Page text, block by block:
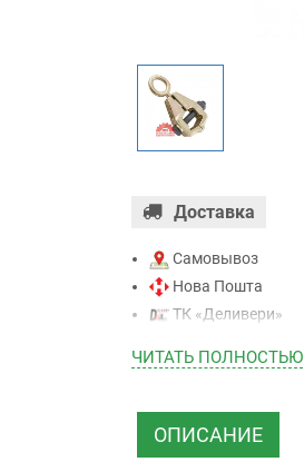
Доставка
Самовывоз
Нова Пошта
ТК «Деливери»
ТК “Justin”
ТК ”УкрПочта”
ЧИТАТЬ ПОЛНОСТЬЮ
ОПИСАНИЕ